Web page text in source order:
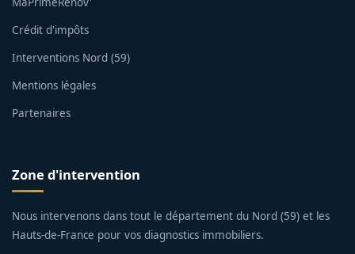
Crédit d'impôts
Interventions Nord (59)
Mentions légales
Partenaires
Zone d'intervention
Nous intervenons dans tout le département du Nord (59) et les
Hauts-de-France pour vos diagnostics immobiliers.